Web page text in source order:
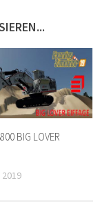
BIG LOVER
2019